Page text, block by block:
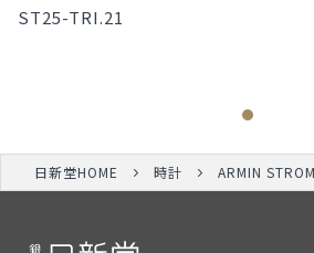
ST25-TRI.21
日新堂HOME 時計 ARMIN STROM